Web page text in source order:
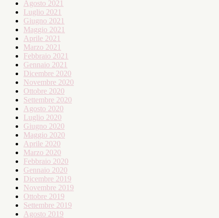
Agosto 2021
Luglio 2021
Giugno 2021
Maggio 2021
Aprile 2021
Marzo 2021
Febbraio 2021
Gennaio 2021
Dicembre 2020
Novembre 2020
Ottobre 2020
Settembre 2020
Agosto 2020
Luglio 2020
Giugno 2020
Maggio 2020
Aprile 2020
Marzo 2020
Febbraio 2020
Gennaio 2020
Dicembre 2019
Novembre 2019
Ottobre 2019
Settembre 2019
Agosto 2019